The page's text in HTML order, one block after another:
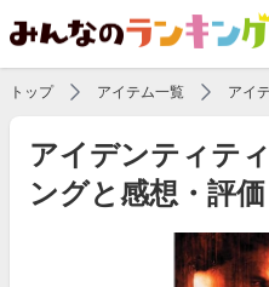
トップ アイテム一覧 アイ
アイデンティテ
ングと感想・評価